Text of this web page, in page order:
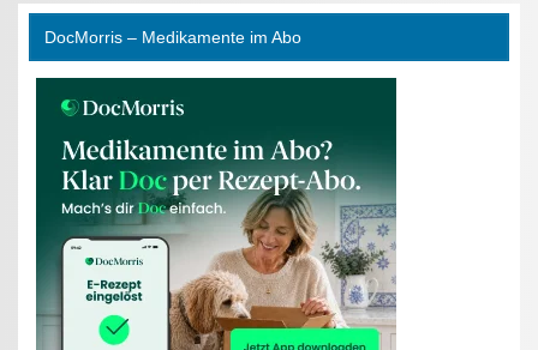
DocMorris – Medikamente im Abo